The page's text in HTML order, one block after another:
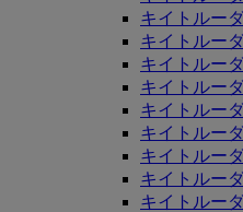
キイトルー
キイトルー
キイトルー
キイトルー
キイトルー
キイトルー
キイトルー
キイトルー
キイトルー